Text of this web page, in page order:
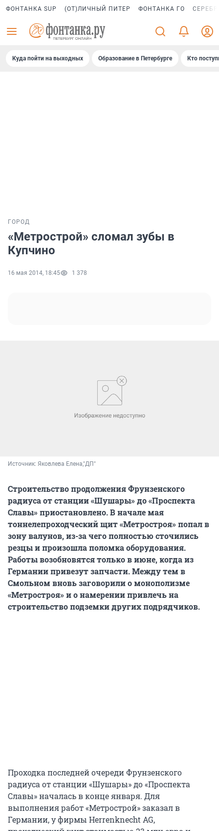
ФОНТАНКА SUP (ОТ)ЛИЧНЫЙ ПИТЕР ФОНТАНКА ГО
Куда пойти на выходных Образование в Петербурге Кто
ГОРОД
«Метрострой» сломал зубы в
Купчино
16 мая 2014, 18:45 1 378
Источник: Яковлева Елена,"ДП"
Строительство продолжения Фрунзенского
радиуса от станции «Шушары» до «Проспекта
Славы» приостановлено. В начале мая
тоннелепроходческий щит «Метростроя» попал в
зону валунов, из-за чего полностью сточились
резцы и произошла поломка оборудования.
Работы возобновятся только в июне, когда из
Германии привезут запчасти. Между тем в
Смольном вновь заговорили о монополизме
«Метростроя» и о намерении привлечь на
строительство подземки других подрядчиков.
Проходка последней очереди Фрунзенского
радиуса от станции «Шушары» до «Проспекта
Славы» началась в конце января. Для
выполнения работ «Метрострой» заказал в
Германии, у фирмы Herrenknecht AG,